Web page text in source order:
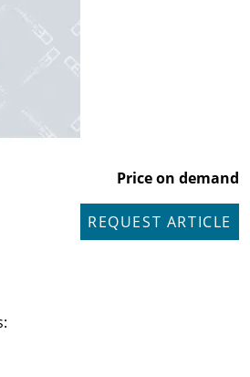
Price on demand
REQUEST ARTICLE